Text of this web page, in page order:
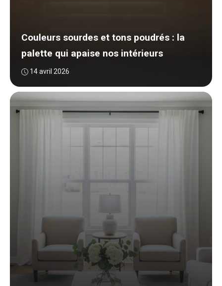
Couleurs sourdes et tons poudrés : la
palette qui apaise nos intérieurs
14 avril 2026